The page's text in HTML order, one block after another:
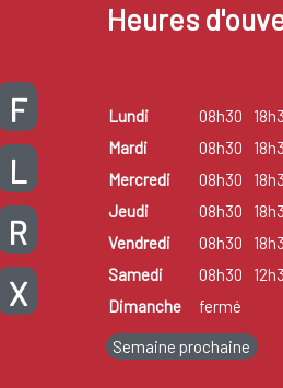
F
L
R
X
Heures
Lundi 08h30
Mardi
08h30
Mercredi
08h30
Jeudi
08h30
Vendredi
08h30
Samedi
08h30
Dimanche
fermé
Semaine prochaine